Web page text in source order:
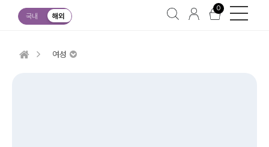
국내 해외
0
여성